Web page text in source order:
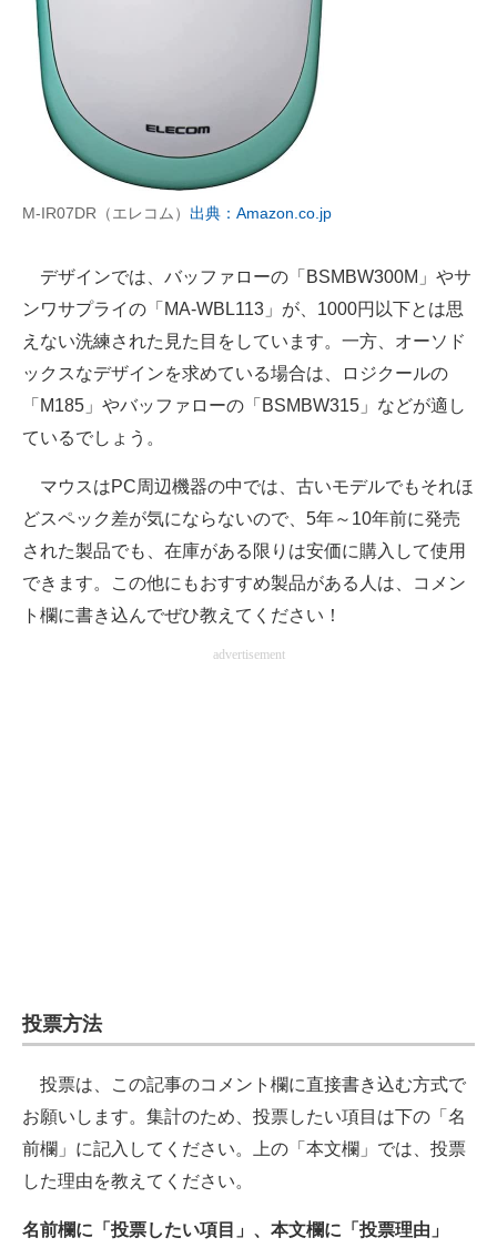
M-IR07DR（エレコム） 出典：Amazon.co.jp
デザインでは、バッファローの「BSMBW300M」やサ
ンワサプライの「MA-WBL113」が、1000円以下とは思
えない洗練された見た目をしています。一方、オーソド
ックスなデザインを求めている場合は、ロジクールの
「M185」やバッファローの「BSMBW315」などが適し
ているでしょう。
マウスはPC周辺機器の中では、古いモデルでもそれほ
どスペック差が気にならないので、5年～10年前に発売
された製品でも、在庫がある限りは安価に購入して使用
できます。この他にもおすすめ製品がある人は、コメン
ト欄に書き込んでぜひ教えてください！
advertisement
投票方法
投票は、この記事のコメント欄に直接書き込む方式で
お願いします。集計のため、投票したい項目は下の「名
前欄」に記入してください。上の「本文欄」では、投票
した理由を教えてください。
名前欄に「投票したい項目」、本文欄に「投票理由」